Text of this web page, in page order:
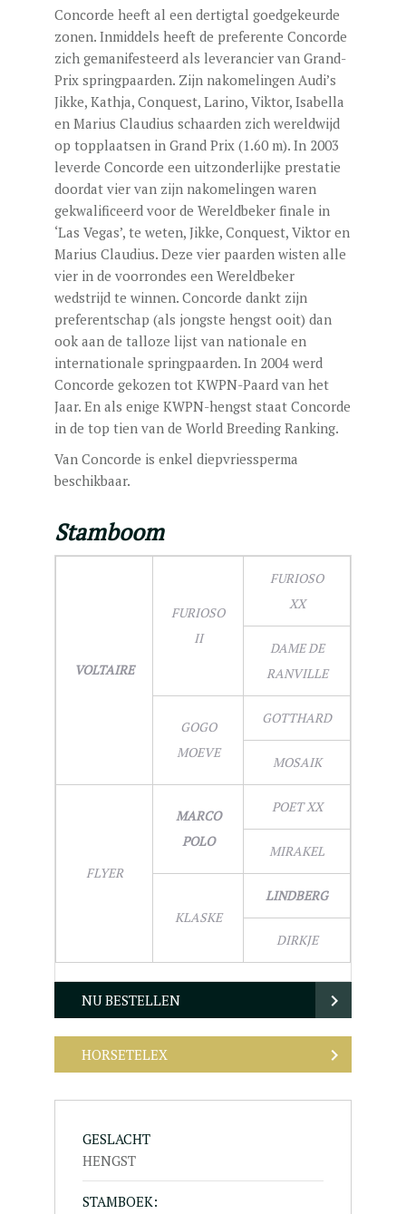
Concorde heeft al een dertigtal goedgekeurde
zonen. Inmiddels heeft de preferente Concorde
zich gemanifesteerd als leverancier van Grand-
Prix springpaarden. Zijn nakomelingen Audi’s
Jikke, Kathja, Conquest, Larino, Viktor, Isabella
en Marius Claudius schaarden zich wereldwijd
op topplaatsen in Grand Prix (1.60 m). In 2003
leverde Concorde een uitzonderlijke prestatie
doordat vier van zijn nakomelingen waren
gekwalificeerd voor de Wereldbeker finale in
‘Las Vegas’, te weten, Jikke, Conquest, Viktor en
Marius Claudius. Deze vier paarden wisten alle
vier in de voorrondes een Wereldbeker
wedstrijd te winnen. Concorde dankt zijn
preferentschap (als jongste hengst ooit) dan
ook aan de talloze lijst van nationale en
internationale springpaarden. In 2004 werd
Concorde gekozen tot KWPN-Paard van het
Jaar. En als enige KWPN-hengst staat Concorde
in de top tien van de World Breeding Ranking.
Van Concorde is enkel diepvriessperma
beschikbaar.
Stamboom
VOLTAIRE
FURIOSO
II
FURIOSO
XX
DAME DE
RANVILLE
GOGO
MOEVE
GOTTHARD
MOSAIK
FLYER
MARCO
POLO
POET XX
MIRAKEL
KLASKE
LINDBERG
DIRKJE
NU BESTELLEN
HORSETELEX
GESLACHT
HENGST
STAMBOEK: